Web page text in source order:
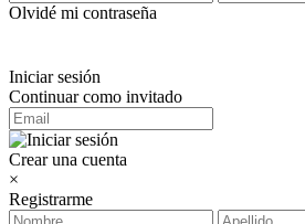
Olvidé mi contraseña
Iniciar sesión
Continuar como invitado
Crear una cuenta
×
Registrarme